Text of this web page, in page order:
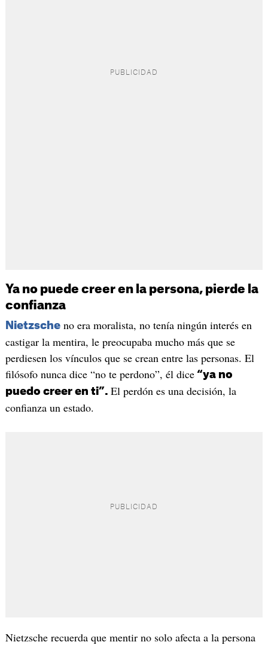
Ya no puede creer en la persona, pierde la
confianza
Nietzscheno era moralista, no tenía ningún interés en
castigar la mentira, le preocupaba mucho más que se
perdiesen los vínculos que se crean entre las personas. El
filósofo nunca dice “no te perdono”, él dice“ya no
puedo creer en ti”. El perdón es una decisión, la
confianza un estado.
Nietzsche recuerda que mentir no solo afecta a la persona